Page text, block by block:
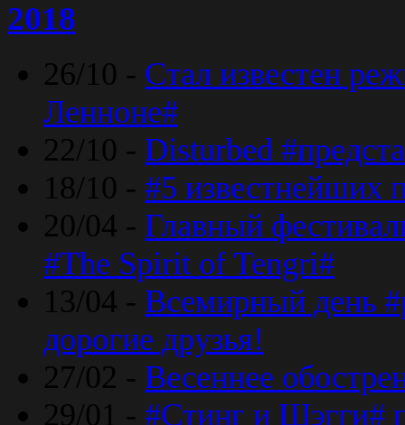
2018
26/10 - Стал известен
Ленноне#
22/10 - Disturbed
18/10 - #5 известнейших
20/04 - Главный
#The Spirit of Tengri#
13/04 - Всемирный день
дорогие друзья!
27/02 - Весеннее
29/01 - #Стинг и Шэгги#